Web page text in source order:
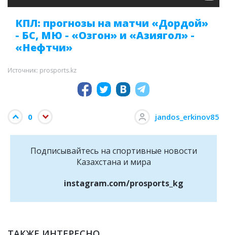
КПЛ: прогнозы на матчи «Дордой»
- БС, МЮ - «Озгон» и «Азиягол» -
«Нефтчи»
Источник: prosports.kz
0 jandos_erkinov85
Подписывайтесь на cпортивные новости
Казахстана и мира
instagram.com/prosports_kg